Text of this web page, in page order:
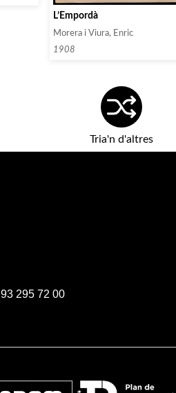
L’Empordà
Morera i Viura, Enric
1908
Tria'n d'altres
93 295 72 00